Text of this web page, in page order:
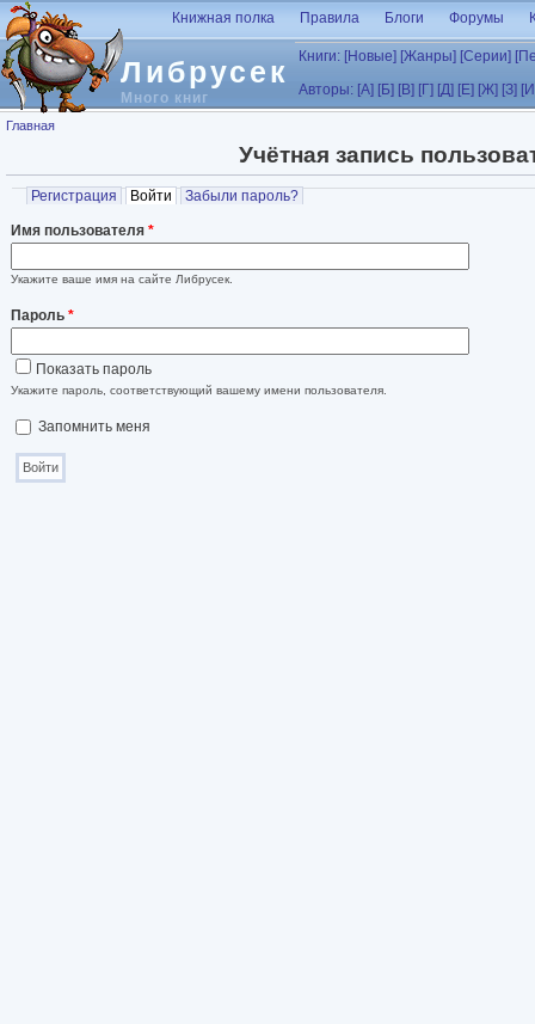
Перейти к основному содержанию
Либрусек
Много книг
Книжная полка Правила Блоги Форумы
Книги: [Новые] [Жанры] [Серии]
Авторы: [А] [Б] [В] [Г] [Д] [Е] [Ж] [З]
Вы здесь
Главная
Учётная запись
Главные вкладки
Регистрация Войти (активная вкладка)
Забыли пароль?
Имя пользователя *
Укажите ваше имя на сайте Либрусек.
Пароль *
Показать пароль
Укажите пароль, соответствующий вашему имени пользователя.
Запомнить меня